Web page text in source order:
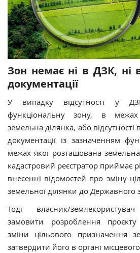
Зон немає ні в ДЗК, ні в
документації
У випадку відсутності у
функціональну зону, в
земельна ділянка, або відсутності
документації із зазначенням
межах якої розташована
кадастровий реєстратор приймає
внесенні відомостей про зміну
земельної ділянки до Державного
Тоді власник/
замовити розроблення
зміни цільового призначення
затвердити його в органі